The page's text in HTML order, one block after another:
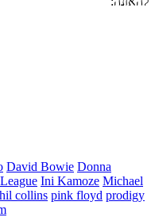
David Bowie Donna
Ini Kamoze Michael
collins pink floyd prodigy